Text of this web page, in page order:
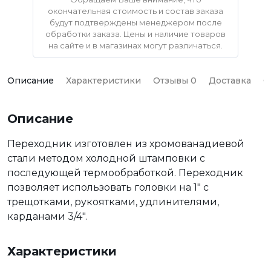
окончательная стоимость и состав заказа
будут подтверждены менеджером после
обработки заказа. Цены и наличие товаров
на сайте и в магазинах могут различаться.
Описание Характеристики Отзывы 0 Доставка
Описание
Переходник изготовлен из хромованадиевой
стали методом холодной штамповки с
последующей термообработкой. Переходник
позволяет использовать головки на 1" с
трещотками, рукоятками, удлинителями,
карданами 3/4".
Характеристики